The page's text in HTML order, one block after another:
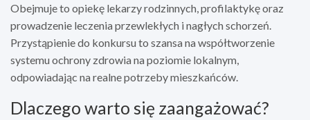
Obejmuje to opiekę lekarzy rodzinnych, profilaktykę oraz
prowadzenie leczenia przewlekłych i nagłych schorzeń.
Przystąpienie do konkursu to szansa na współtworzenie
systemu ochrony zdrowia na poziomie lokalnym,
odpowiadając na realne potrzeby mieszkańców.
Dlaczego warto się zaangażować?